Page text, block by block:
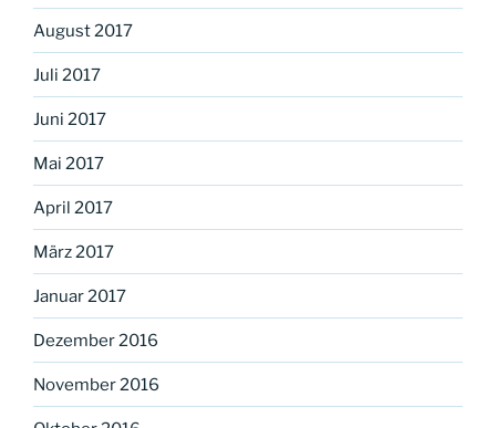
August 2017
Juli 2017
Juni 2017
Mai 2017
April 2017
März 2017
Januar 2017
Dezember 2016
November 2016